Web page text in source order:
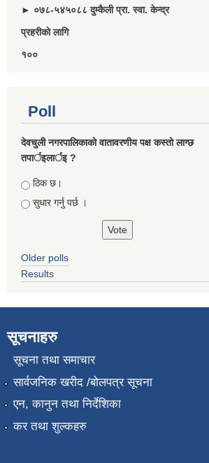
► ०७८-५४५०८८ दुम्कैली प्रा. स्वा. केन्द्र
प्रहरीकाे लागि
१००
Poll
देवचुली नगरपालिकाकाे वातावरणीय पक्ष कस्ताे लाग्छ
तपार्इलार्इ ?
Choices
ठिक छ।
सुधार गर्नु पर्छ ।
Older polls
Results
सूचनाहरु
सूचना तथा समाचार
सार्वजनिक खरीद /बोलपत्र सूचना
एन, कानुन तथा निर्देशिका
कर तथा शुल्कहरु